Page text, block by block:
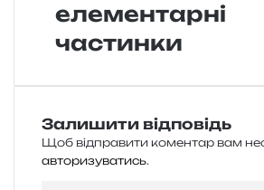
елементарні
частинки
Залишити відповідь
Щоб відправити коментар вам
авторизуватись.